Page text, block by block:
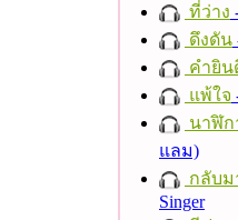
ที่ว่าง
ดึงดัน
คำยิน
แพ้ใจ
นาฬิก
แลม)
กลับม
Singer